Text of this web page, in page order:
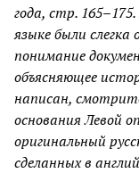
года, стр.
языке были
понимание
объясняющее
написан,
основания Левой
оригинальный
сделанных в